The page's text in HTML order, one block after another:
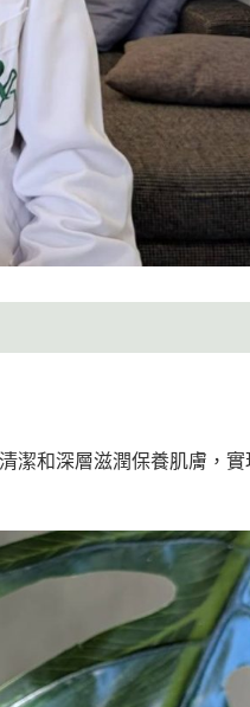
潔和深層滋潤保養肌膚，實